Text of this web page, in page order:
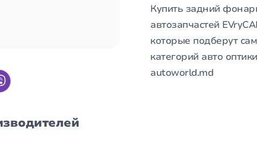
Купить задний
автозапчастей
которые подберут
категорий авто
autoworld.md